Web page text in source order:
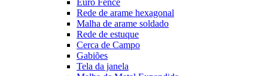
Euro Fence
Rede de arame hexagonal
Malha de arame soldado
Rede de estuque
Cerca de Campo
Gabiões
Tela da janela